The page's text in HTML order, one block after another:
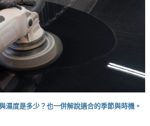
濕度是多少？也一併解說適合的季節與時機。